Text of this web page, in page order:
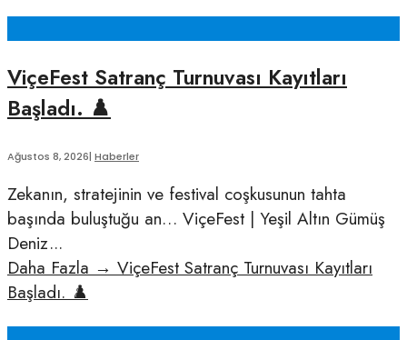
ViçeFest Satranç Turnuvası Kayıtları
Başladı. ♟️
Ağustos 8, 2026| Haberler
Zekanın, stratejinin ve festival coşkusunun tahta
başında buluştuğu an… ViçeFest | Yeşil Altın Gümüş
Deniz...
Daha Fazla → ViçeFest Satranç Turnuvası Kayıtları
Başladı. ♟️